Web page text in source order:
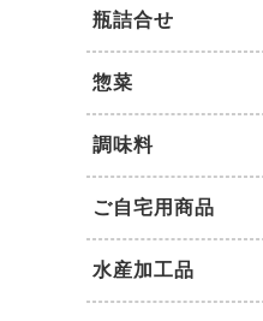
瓶詰合せ
惣菜
調味料
ご自宅用商品
水産加工品